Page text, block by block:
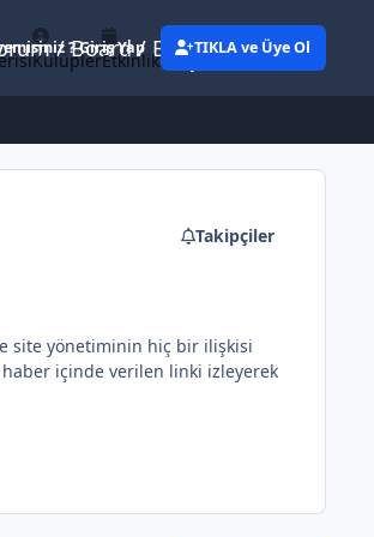
/ Board / Blog
KulüplerEtkinliklerEylemler
? Giriş Yap TIKLA ve Üye Ol
Takipçiler
site yönetiminin hiç bir ilişkisi
içinde verilen linki izleyerek